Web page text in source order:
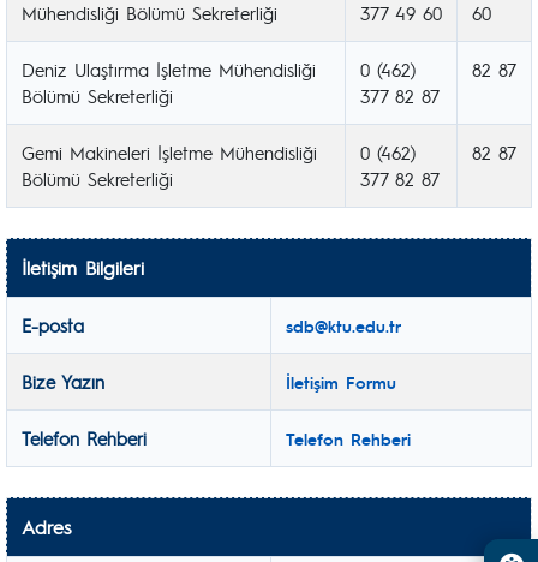
Mühendisliği Bölümü Sekreterliği
377 49 60
60
Deniz Ulaştırma İşletme Mühendisliği
Bölümü Sekreterliği
0 (462)
377 82 87
82 87
Gemi Makineleri İşletme Mühendisliği
Bölümü Sekreterliği
0 (462)
377 82 87
82 87
İletişim Bilgileri
E-posta sdb@ktu.edu.tr
Bize Yazın İletişim Formu
Telefon Rehberi Telefon Rehberi
Adres